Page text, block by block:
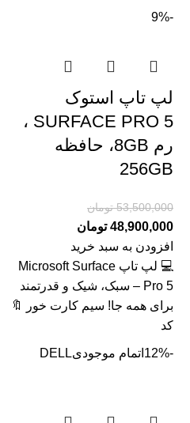
-9%
لپ تاپ استوک
SURFACE PRO 5 ،
رم 8GB، حافظه
256GB
53,500,000 تومان
48,900,000 تومان
افزودن به سبد خرید
💻 لپ تاپ Microsoft Surface
Pro 5 – سبک، شیک و قدرتمند
برای همه جا! سیم کارت خور 🔖
کد
-12% اتمام موجودیDELL